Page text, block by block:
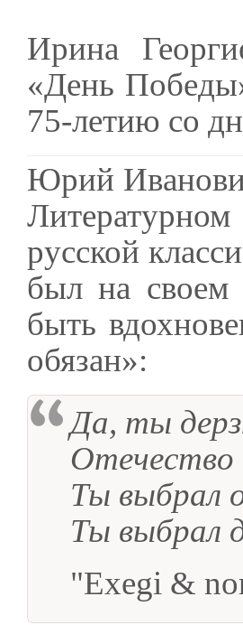
Ирина
«День
75-летию со
Юрий
русской
был на своем
быть
обязан»:
Да, ты
Отечество
Ты выбрал
Ты выбрал
"Exegi &